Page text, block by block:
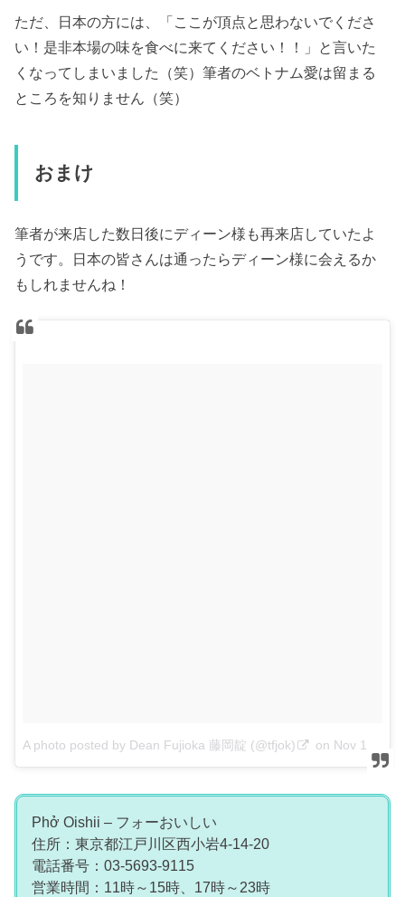
ただ、日本の方には、「ここが頂点と思わないでくださ
い！是非本場の味を食べに来てください！！」と言いた
くなってしまいました（笑）筆者のベトナム愛は留まる
ところを知りません（笑）
おまけ
筆者が来店した数日後にディーン様も再来店していたよ
うです。日本の皆さんは通ったらディーン様に会えるか
もしれませんね！
A photo posted by Dean Fujioka 藤岡靛 (@tfjok) on Nov 13, 2016 at 6:19am PST
Phở Oishii – フォーおいしい
住所：東京都江戸川区西小岩4-14-20
電話番号：03-5693-9115
営業時間：11時～15時、17時～23時